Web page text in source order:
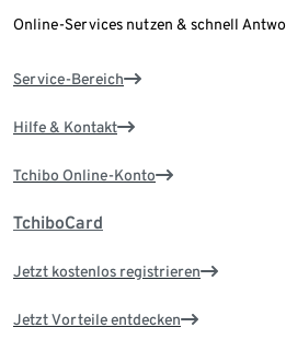
Online-Services nutzen & schnell
Service-Bereich
Hilfe & Kontakt
Tchibo Online-Konto
TchiboCard
Jetzt kostenlos registrieren
Jetzt Vorteile entdecken